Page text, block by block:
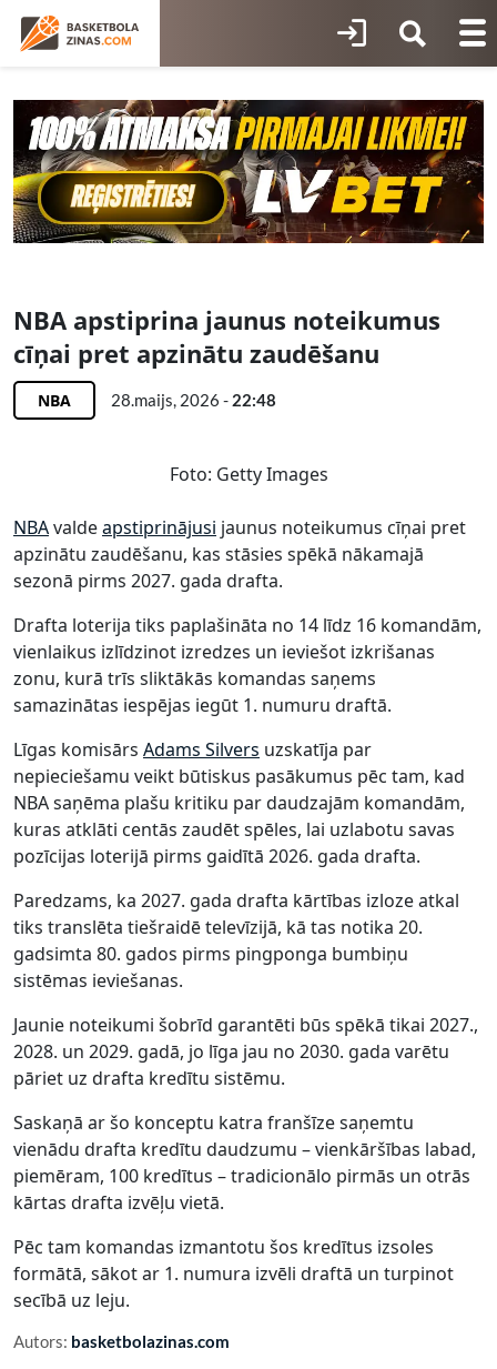
NBA apstiprina jaunus noteikumus
cīņai pret apzinātu zaudēšanu
NBA 28.maijs, 2026 - 22:48
Foto: Getty Images
NBAvaldeapstiprinājusi jaunus noteikumus cīņai pret
apzinātu zaudēšanu, kas stāsies spēkā nākamajā
sezonā pirms 2027. gada drafta.
Drafta loterija tiks paplašināta no 14 līdz 16 komandām,
vienlaikus izlīdzinot izredzes un ieviešot izkrišanas
zonu, kurā trīs sliktākās komandas saņems
samazinātas iespējas iegūt 1. numuru draftā.
Līgas komisārs Adams Silvers uzskatīja par
nepieciešamu veikt būtiskus pasākumus pēc tam, kad
NBA saņēma plašu kritiku par daudzajām komandām,
kuras atklāti centās zaudēt spēles, lai uzlabotu savas
pozīcijas loterijā pirms gaidītā 2026. gada drafta.
Paredzams, ka 2027. gada drafta kārtības izloze atkal
tiks translēta tiešraidē televīzijā, kā tas notika 20.
gadsimta 80. gados pirms pingponga bumbiņu
sistēmas ieviešanas.
Jaunie noteikumi šobrīd garantēti būs spēkā tikai 2027.,
2028. un 2029. gadā, jo līga jau no 2030. gada varētu
pāriet uz drafta kredītu sistēmu.
Saskaņā ar šo konceptu katra franšīze saņemtu
vienādu drafta kredītu daudzumu – vienkāršības labad,
piemēram, 100 kredītus – tradicionālo pirmās un otrās
kārtas drafta izvēļu vietā.
Pēc tam komandas izmantotu šos kredītus izsoles
formātā, sākot ar 1. numura izvēli draftā un turpinot
secībā uz leju.
Autors: basketbolazinas.com